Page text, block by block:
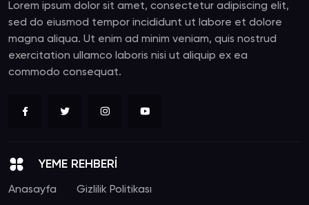
Lorem ipsum dolor sit amet, consectetur adipiscing elit,
sed do eiusmod tempor incididunt ut labore et dolore
magna aliqua. Ut enim ad minim veniam, quis nostrud
exercitation ullamco laboris nisi ut aliquip ex ea
commodo consequat.
YEME REHBERİ
Anasayfa Gizlilik Politikası